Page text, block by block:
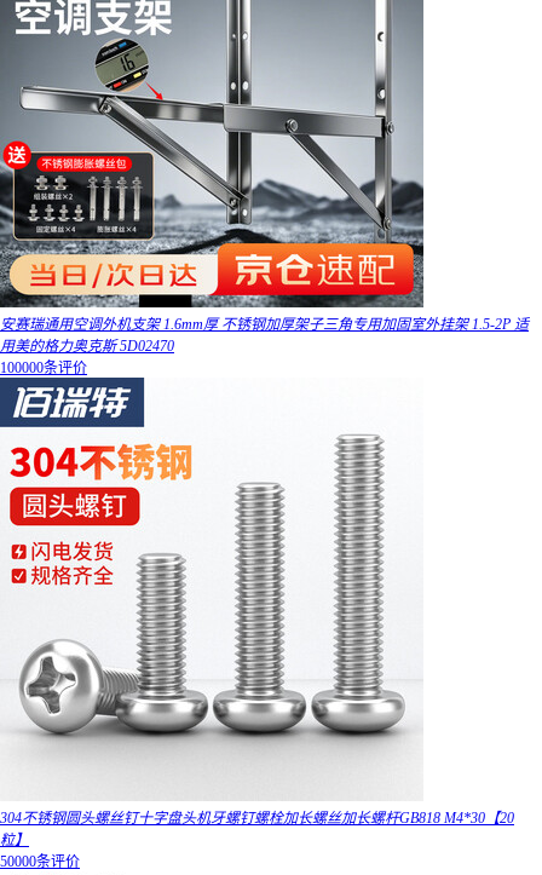
安赛瑞通用空调外机支架 1.6mm厚 不锈钢加厚架子三角专用加固室外挂架 1.5-2P 适
用美的格力奥克斯 5D02470
100000条评价
304不锈钢圆头螺丝钉十字盘头机牙螺钉螺栓加长螺丝加长螺杆GB818 M4*30【20
粒】
50000条评价